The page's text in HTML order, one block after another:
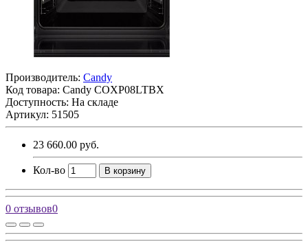
Производитель: Candy
Код товара: Candy COXP08LTBX
Доступность: На складе
Артикул: 51505
23 660.00 руб.
Кол-во В корзину
0 отзывов0